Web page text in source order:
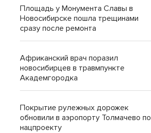
Площадь у Монумента Славы в
Новосибирске пошла трещинами
сразу после ремонта
Африканский врач поразил
новосибирцев в травмпункте
Академгородка
Покрытие рулежных дорожек
обновили в аэропорту Толмачево по
нацпроекту